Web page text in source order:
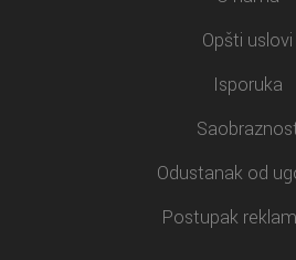
Opšti uslovi
Isporuka
Odustanak od
Postupak